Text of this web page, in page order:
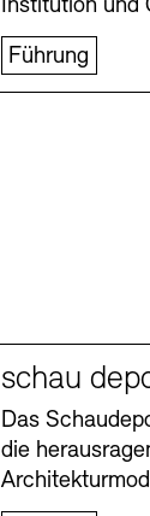
Institution und
Führung
schau
Das
die